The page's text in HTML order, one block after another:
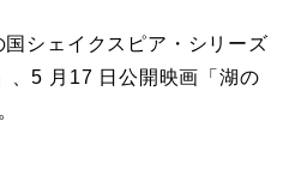
シェイクスピア・シリーズ
、5 月17 日公開映画「湖の